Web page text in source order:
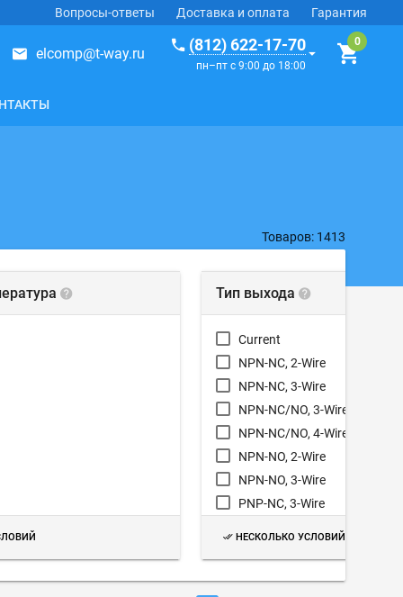
Вопросы-ответы Доставка и оплата Гарантия
elcomp@t-way.ru (812) 622-17-70
пн–пт с 9:00 до 18:00
Товаров: 1413
Тип выхода
Current
NPN-NC, 2-Wire
NPN-NC, 3-Wire
NPN-NC/NO, 3-Wire
NPN-NC/NO, 4-Wire
NPN-NO, 2-Wire
NPN-NO, 3-Wire
PNP-NC, 3-Wire
НЕСКОЛЬКО УСЛОВИЙ